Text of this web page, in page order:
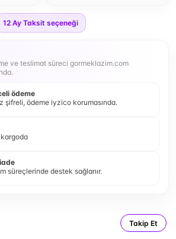
12 Ay Taksit seçeneği
ve teslimat süreci gormeklazim.com
ödeme
şifreli, ödeme iyzico korumasında.
kargoda
süreçlerinde destek sağlanır.
Takip Et